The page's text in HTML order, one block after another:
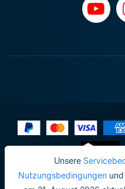
Unsere
Nutzungsbedingungen und